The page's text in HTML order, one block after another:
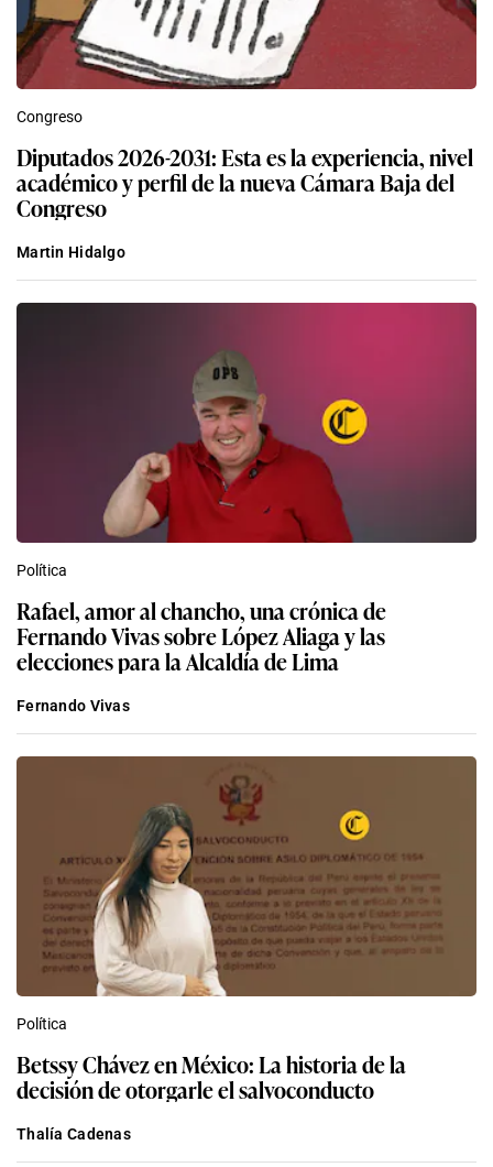
Congreso
Diputados 2026-2031: Esta es la experiencia, nivel
académico y perfil de la nueva Cámara Baja del
Congreso
Martin Hidalgo
Política
Rafael, amor al chancho, una crónica de
Fernando Vivas sobre López Aliaga y las
elecciones para la Alcaldía de Lima
Fernando Vivas
Política
Betssy Chávez en México: La historia de la
decisión de otorgarle el salvoconducto
Thalía Cadenas